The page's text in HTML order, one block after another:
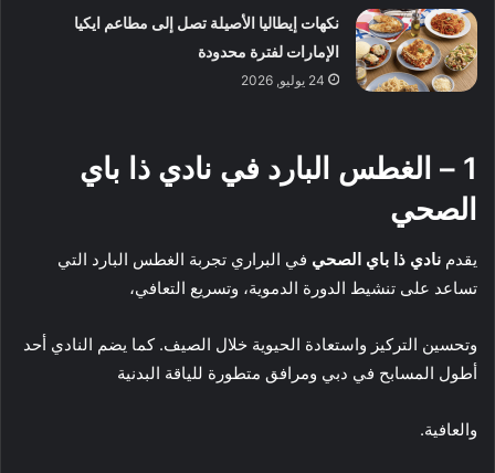
نكهات إيطاليا الأصيلة تصل إلى مطاعم ايكيا
الإمارات لفترة محدودة
24 يوليو, 2026
1 – الغطس البارد في نادي ذا باي
الصحي
يقدم نادي ذا باي الصحي في البراري تجربة الغطس البارد التي
تساعد على تنشيط الدورة الدموية، وتسريع التعافي،
وتحسين التركيز واستعادة الحيوية خلال الصيف. كما يضم النادي أحد
أطول المسابح في دبي ومرافق متطورة للياقة البدنية
والعافية.